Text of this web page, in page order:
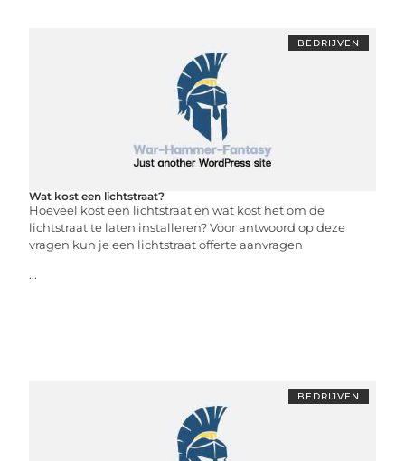
BEDRIJVEN
Wat kost een lichtstraat?
Hoeveel kost een lichtstraat en wat kost het om de
lichtstraat te laten installeren? Voor antwoord op deze
vragen kun je een lichtstraat offerte aanvragen
...
BEDRIJVEN